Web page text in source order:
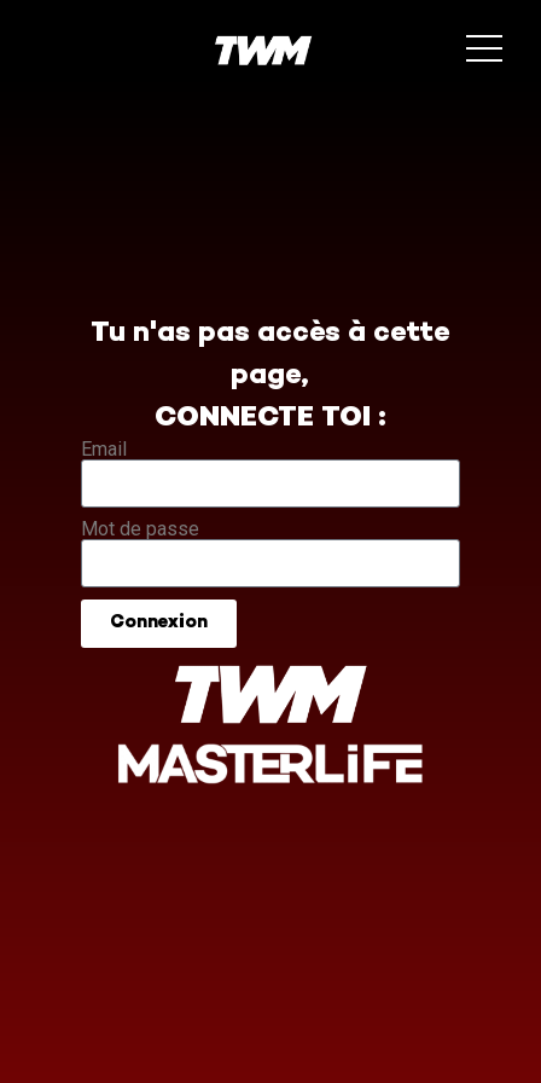
Tu n'as pas accès à cette
page,
CONNECTE TOI :
Email
Mot de passe
Connexion